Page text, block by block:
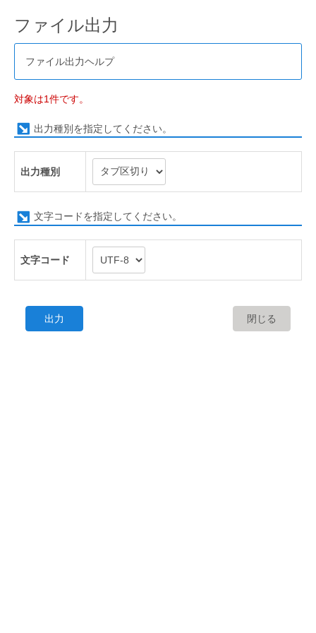
ファイル出力
ファイル出力ヘルプ
対象は1件です。
出力種別を指定してください。
出力種別
文字コードを指定してください。
文字コード